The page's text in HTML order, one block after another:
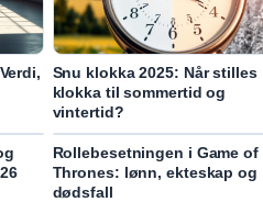
Snu klokka 2025: Når stilles
klokka til sommertid og
vintertid?
Rollebesetningen i Game of
Thrones: lønn, ekteskap og
dødsfall